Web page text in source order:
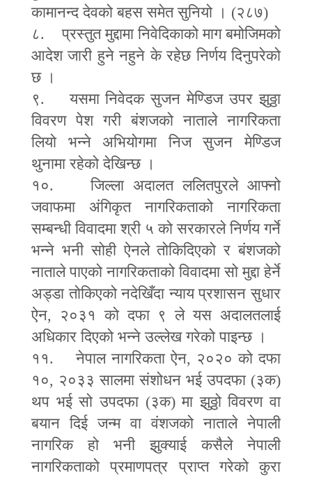
कामानन्द देवको बहस समेत सुनियो । (२८७)
८. प्रस्तुत मुद्दामा निवेदिकाको माग बमोजिमको
आदेश जारी हुने नहुने के रहेछ निर्णय दिनुपरेको
छ ।
९. यसमा निवेदक सुजन मेण्डिज उपर झुठ्ठा
विवरण पेश गरी बंशजको नाताले नागरिकता
लियो भन्ने अभियोगमा निज सुजन मेण्डिज
थुनामा रहेको देखिन्छ ।
१०. जिल्ला अदालत ललितपुरले आफ्नो
जवाफमा अंगिकृत नागरिकताको नागरिकता
सम्बन्धी विवादमा श्री ५ को सरकारले निर्णय गर्ने
भन्ने भनी सोही ऐनले तोकिदिएको र बंशजको
नाताले पाएको नागरिकताको विवादमा सो मुद्दा हेर्ने
अड्डा तोकिएको नदेखिँदा न्याय प्रशासन सुधार
ऐन, २०३१ को दफा ९ ले यस अदालतलाई
अधिकार दिएको भन्ने उल्लेख गरेको पाइन्छ ।
११. नेपाल नागरिकता ऐन, २०२० को दफा
१०, २०३३ सालमा संशोधन भई उपदफा (३क)
थप भई सो उपदफा (३क) मा झुठ्ठो विवरण वा
बयान दिई जन्म वा वंशजको नाताले नेपाली
नागरिक हो भनी झुक्याई कसैले नेपाली
नागरिकताको प्रमाणपत्र प्राप्त गरेको कुरा